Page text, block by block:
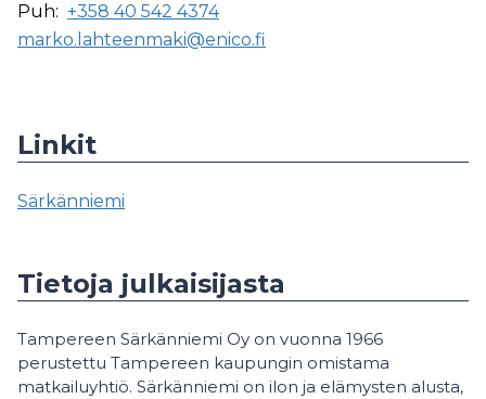
Puh: +358 40 542 4374
marko.lahteenmaki@enico.fi
Linkit
Särkänniemi
Tietoja julkaisijasta
Tampereen Särkänniemi Oy on vuonna 1966
perustettu Tampereen kaupungin omistama
matkailuyhtiö. Särkänniemi on ilon ja elämysten alusta,